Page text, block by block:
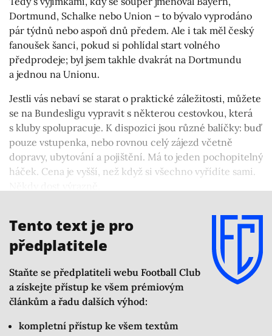
Dortmund, Schalke nebo Union – to bývalo vyprodáno
pár týdnů nebo aspoň dnů předem. Ale i tak měl český
fanoušek šanci, pokud si pohlídal start volného
předprodeje; byl jsem takhle dvakrát na Dortmundu
a jednou na Unionu.
Jestli vás nebaví se starat o praktické záležitosti, můžete
se na Bundesligu vypravit s některou cestovkou, která
s kluby spolupracuje. K dispozici jsou různé balíčky: buď
pouze vstupenka, nebo rovnou celý zájezd včetně
dopravy, ubytování a pojištění. Má to jeden pochopitelný
háček. Cena je vyšší, než když si všechno vyřídíte sami.
Tento text je pro
předplatitele
Staňte se předplatiteli webu Football Club
a získejte přístup ke všem prémiovým
článkům a řadu dalších výhod:
kompletní přístup ke všem textům